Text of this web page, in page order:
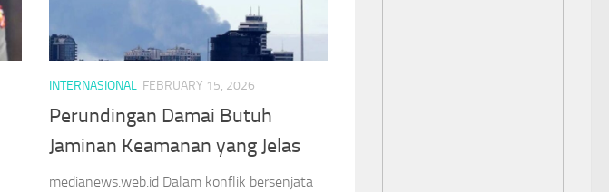
INTERNASIONAL FEBRUARY 15, 2026
Perundingan Damai Butuh
Jaminan Keamanan yang Jelas
medianews.web.id Dalam konflik bersenjata